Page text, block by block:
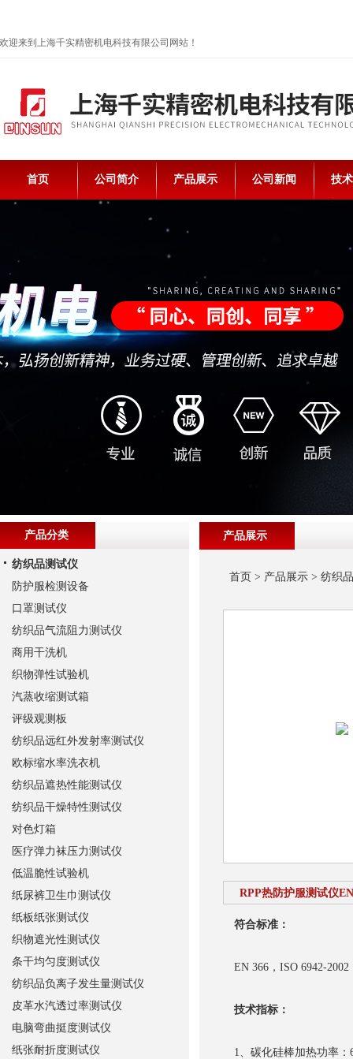
欢迎来到上海千实精密机电科技有限公司网站！
首页 公司简介 产品展示 公司新闻 技
产品展示
首页 > 产品展示> 纺织
RPP热防护服测试仪
符合标准：
EN 366，ISO 6942-2002
技术指标：
1、碳化硅棒加热功率：
产品分类
纺织品测试仪
防护服检测设备
口罩测试仪
纺织品气流阻力测试仪
商用干洗机
织物弹性试验机
汽蒸收缩测试箱
评级观测板
纺织品远红外发射率测试仪
欧标缩水率洗衣机
纺织品遮热性能测试仪
纺织品干燥特性测试仪
对色灯箱
医疗弹力袜压力测试仪
低温脆性试验机
纸尿裤卫生巾测试仪
纸板纸张测试仪
织物遮光性测试仪
条干均匀度测试仪
纺织品负离子发生量测试仪
皮革水汽透过率测试仪
电脑弯曲挺度测试仪
纸张耐折度测试仪